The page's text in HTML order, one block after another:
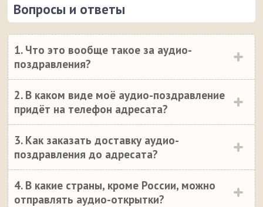
Вопросы и ответы
1. Что это вообще такое за аудио-
поздравления?
2. В каком виде моё аудио-поздравление
придёт на телефон адресата?
3. Как заказать доставку аудио-
поздравления до адресата?
4. В какие страны, кроме России, можно
отправлять аудио-открытки?